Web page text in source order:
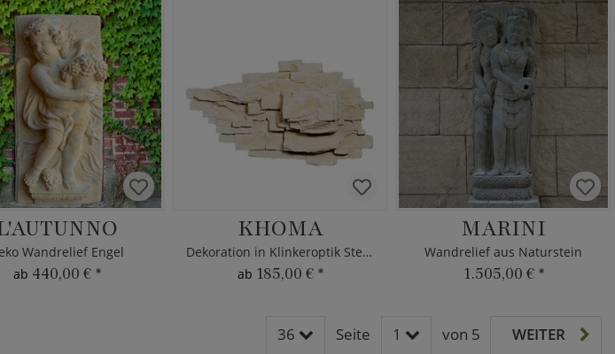
Wandrelief Engel
ab 440,00 € *
KHOMA
Dekoration in Klinkeroptik Steinguss
ab 185,00 € *
MARINI
Wandrelief aus Naturstein
1.505,00 € *
36 Seite 1 von 5 WEITER